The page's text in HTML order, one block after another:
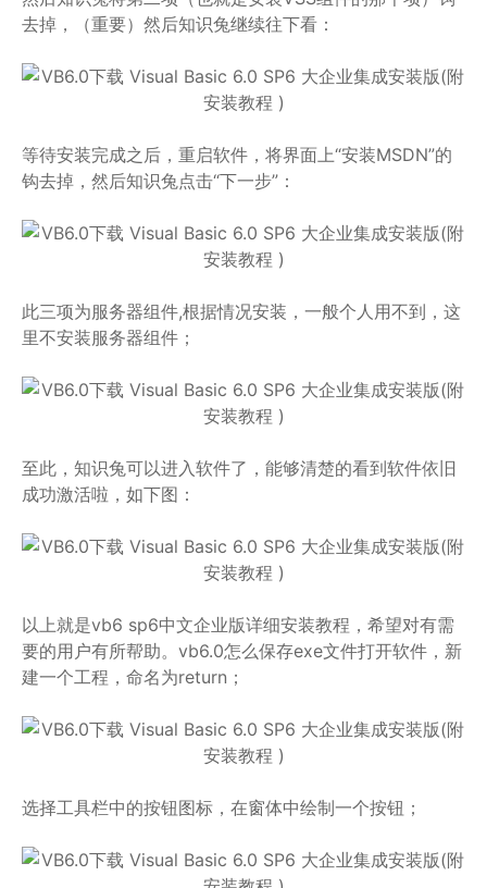
去掉，（重要）然后知识兔继续往下看：
等待安装完成之后，重启软件，将界面上“安装MSDN”的
钩去掉，然后知识兔点击“下一步”：
此三项为服务器组件,根据情况安装，一般个人用不到，这
里不安装服务器组件；
至此，知识兔可以进入软件了，能够清楚的看到软件依旧
成功激活啦，如下图：
以上就是vb6 sp6中文企业版详细安装教程，希望对有需
要的用户有所帮助。vb6.0怎么保存exe文件打开软件，新
建一个工程，命名为return；
选择工具栏中的按钮图标，在窗体中绘制一个按钮；